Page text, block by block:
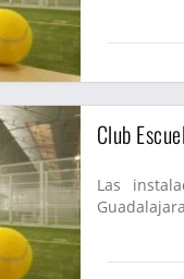
Club
Las